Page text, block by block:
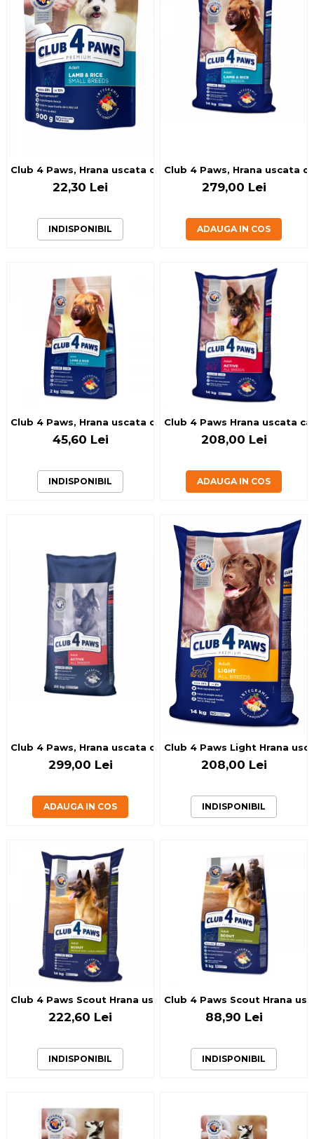
22,30 Lei
INDISPONIBIL
Club 4 Paws, Hrana uscata
279,00 Lei
ADAUGA IN COS
Club 4 Paws, Hrana uscata caini adulti de talie medie, miel
45,60 Lei
INDISPONIBIL
Club 4 Paws Hrana uscata
208,00 Lei
ADAUGA IN COS
Club 4 Paws, Hrana uscata caini activi, 20kg
299,00 Lei
ADAUGA IN COS
Club 4 Paws Light Hrana
208,00 Lei
INDISPONIBIL
Club 4 Paws Scout Hrana uscata caini super activi, 14kg
222,60 Lei
INDISPONIBIL
Club 4 Paws Scout Hrana
88,90 Lei
INDISPONIBIL